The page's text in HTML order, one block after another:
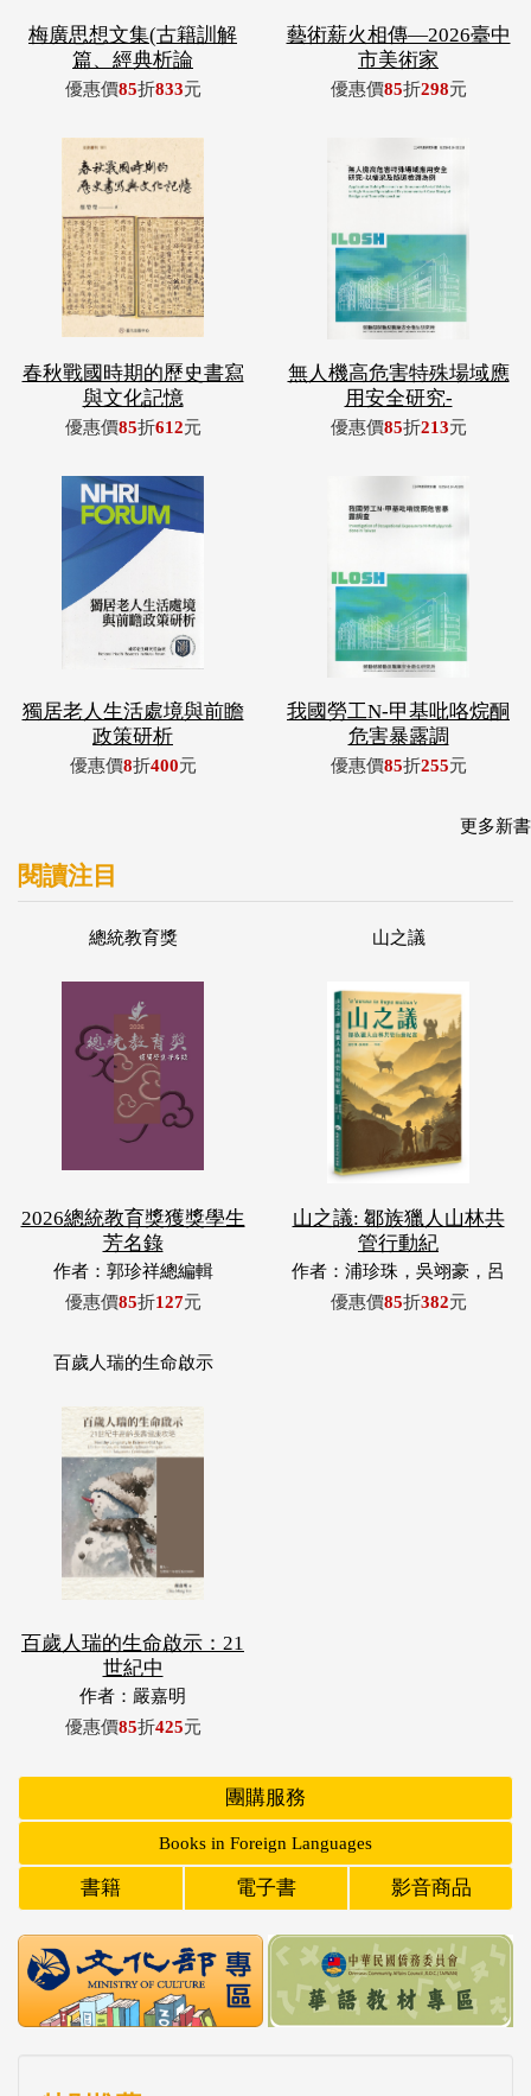
梅廣思想文集(古籍訓解
篇、經典析論
優惠價85折833元
藝術薪火相傳—2026臺中
市美術家
優惠價85折298元
春秋戰國時期的歷史書寫
與文化記憶
優惠價85折612元
無人機高危害特殊場域應
用安全研究-
優惠價85折213元
獨居老人生活處境與前瞻
政策研析
優惠價8折400元
我國勞工N-甲基吡咯烷酮
危害暴露調
優惠價85折255元
更多新書
閱讀注目
總統教育獎
2026總統教育獎獲獎學生
芳名錄
作者：郭珍祥總編輯
優惠價85折127元
山之議
山之議: 鄒族獵人山林共
管行動紀
作者：浦珍珠，吳翊豪，呂
翊齊，張惠東，許玉青，王
優惠價85折382元
百歲人瑞的生命啟示
百歲人瑞的生命啟示：21
世紀中
作者：嚴嘉明
優惠價85折425元
團購服務
Books in Foreign Languages
書籍 電子書 影音商品